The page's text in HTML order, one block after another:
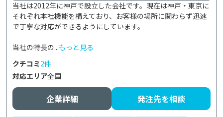
当社は2012年に神戸で設立した会社です。現在は神戸・東京に
それぞれ本社機能を構えており、お客様の場所に関わらず迅速
で丁寧な対応ができるようにしています。
当社の特長の...もっと見る
クチコミ2件
対応エリア全国
企業詳細 発注先を相談